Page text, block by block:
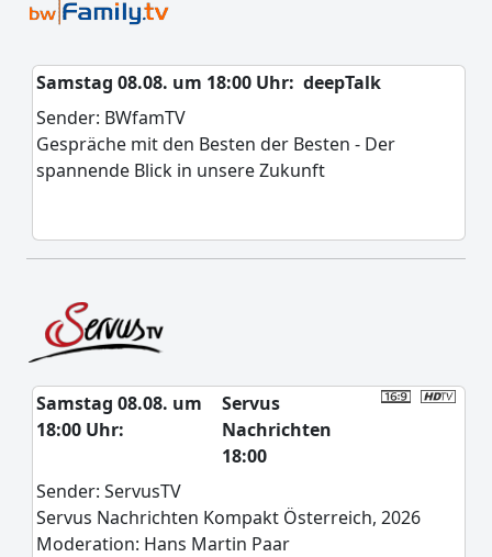
Samstag 08.08. um 18:00 Uhr: deepTalk
Sender: BWfamTV
Gespräche mit den Besten der Besten - Der
spannende Blick in unsere Zukunft
Samstag 08.08. um
18:00 Uhr:
Servus
Nachrichten
18:00
Sender: ServusTV
Servus Nachrichten Kompakt Österreich, 2026
Moderation: Hans Martin Paar